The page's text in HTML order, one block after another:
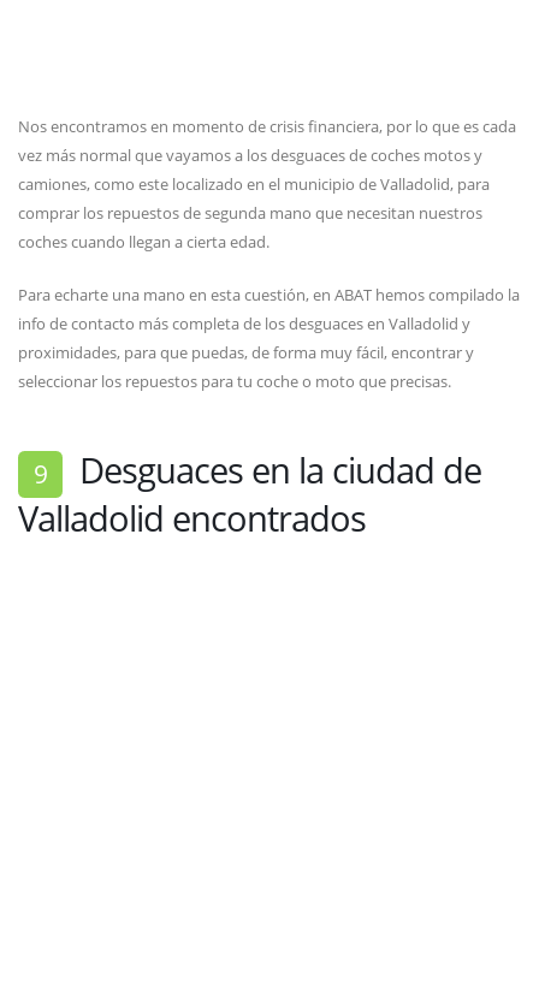
Nos encontramos en momento de crisis financiera, por lo que es cada
vez más normal que vayamos a los desguaces de coches motos y
camiones, como este localizado en el municipio de Valladolid, para
comprar los repuestos de segunda mano que necesitan nuestros
coches cuando llegan a cierta edad.
Para echarte una mano en esta cuestión, en ABAT hemos compilado la
info de contacto más completa de los desguaces en Valladolid y
proximidades, para que puedas, de forma muy fácil, encontrar y
seleccionar los repuestos para tu coche o moto que precisas.
9 Desguaces en la ciudad de
Valladolid encontrados